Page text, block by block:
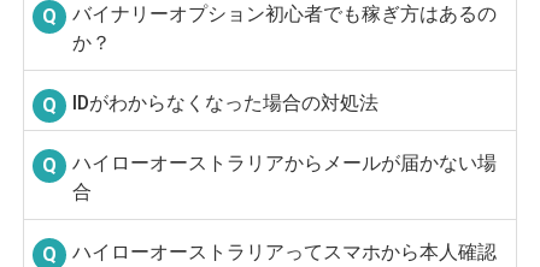
バイナリーオプション初心者でも稼ぎ方はあるの
か？
IDがわからなくなった場合の対処法
ハイローオーストラリアからメールが届かない場
合
ハイローオーストラリアってスマホから本人確認